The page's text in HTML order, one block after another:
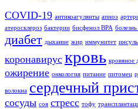
COVID-19 антикоагулянты апноэ
атеросклероз бактерии бисфенол BPA
диабет дыхание жир иммунитет
коронавирус кровь кровяное
ожирение онкология питание питомец
волокна сердечный
сосуды соя стресс тофу